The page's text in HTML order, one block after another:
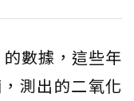
數據，這些年
測出的二氧化